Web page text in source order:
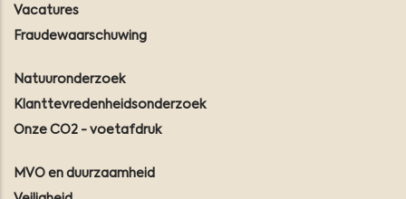
Vacatures
Fraudewaarschuwing
Natuuronderzoek
Klanttevredenheidsonderzoek
Onze CO2 - voetafdruk
MVO en duurzaamheid